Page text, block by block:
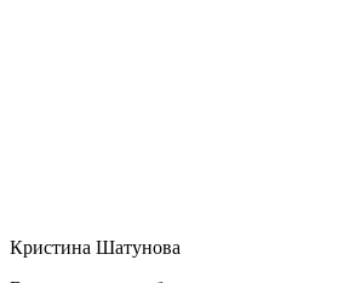
Кристина Шатунова